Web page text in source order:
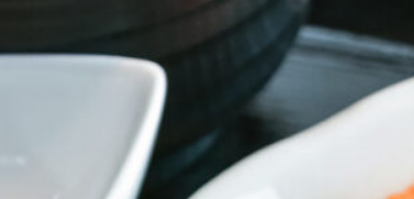
NEW OPEN